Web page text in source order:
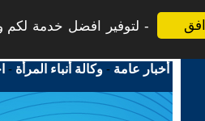
لتوفير افضل خدمة لكم
أخبار عامة -وكالة أنباء المرأة -